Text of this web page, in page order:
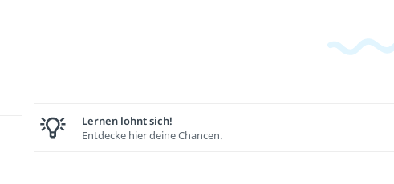
Lernen lohnt sich!
Entdecke hier deine Chancen.